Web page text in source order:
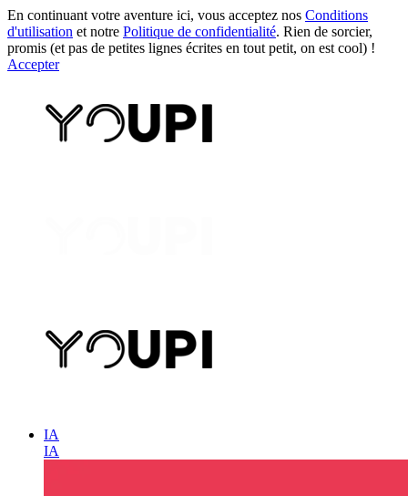
En continuant votre aventure ici, vous acceptez nos Conditions
d'utilisation et notre Politique de confidentialité. Rien de sorcier,
promis (et pas de petites lignes écrites en tout petit, on est cool) !
Accepter
IA
IA